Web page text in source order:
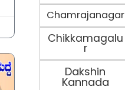
Chamrajanagar
Chikkamagalu
r
Dakshin
Kannada